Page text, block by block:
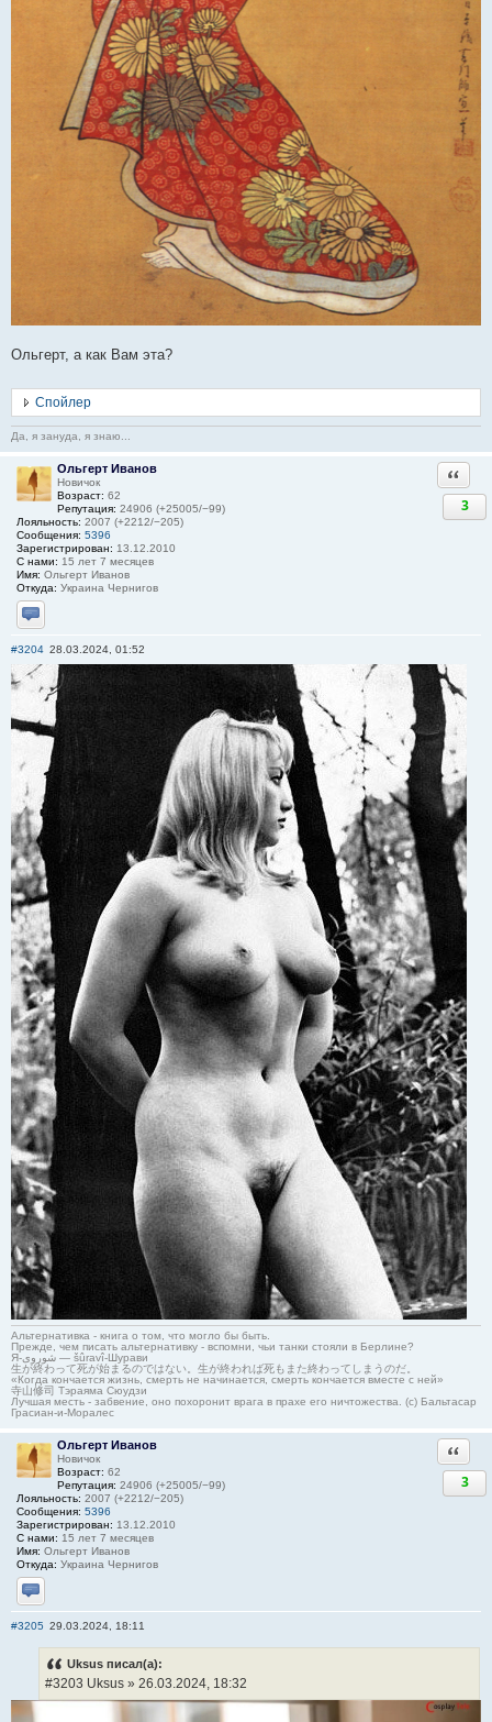
Ольгерт, а как Вам эта?
Спойлер
Да, я зануда, я знаю...
Ольгерт Иванов
Новичок
Возраст: 62
Репутация: 24906 (+25005/−99)
Лояльность: 2007 (+2212/−205)
Сообщения: 5396
Зарегистрирован: 13.12.2010
С нами: 15 лет 7 месяцев
Имя: Ольгерт Иванов
Откуда: Украина Чернигов
Отправить личное сообщение
3
#3204 28.03.2024, 01:52
Альтернативка - книга о том, что могло бы быть.
Прежде, чем писать альтернативку - вспомни, чьи танки стояли в Берлине?
Я-شوروی — šûravî-Шурави
生が終わって死が始まるのではない。生が終われば死もまた終わってしまうのだ。
«Когда кончается жизнь, смерть не начинается, смерть кончается вместе с ней»
寺山修司 Тэраяма Сюудзи
Лучшая месть - забвение, оно похоронит врага в прахе его ничтожества. (с) Бальтасар
Грасиан-и-Моралес
Ольгерт Иванов
Новичок
Возраст: 62
Репутация: 24906 (+25005/−99)
Лояльность: 2007 (+2212/−205)
Сообщения: 5396
Зарегистрирован: 13.12.2010
С нами: 15 лет 7 месяцев
Имя: Ольгерт Иванов
Откуда: Украина Чернигов
Отправить личное сообщение
3
#3205 29.03.2024, 18:11
Uksus писал(а):
#3203 Uksus » 26.03.2024, 18:32